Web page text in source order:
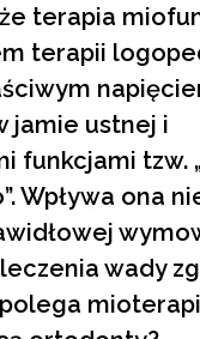
terapia
terapii
jamie ustnej i
funkcjami tzw.
Wpływa ona
wady